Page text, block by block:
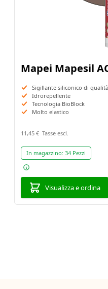
Mapei Mapesil
Sigillante siliconico di qualità
Idrorepellente
Tecnologia BioBlock
Molto elastico
11,45 €
In magazzino: 34 Pezzi
Visualizza e ordina